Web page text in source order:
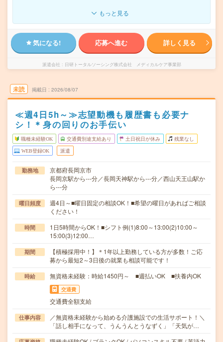
もっと見る
気になる! 応募へ進む 詳しく見る
派遣会社 日研トータルソーシング株式会社 メディカルケア事業部
未読 掲載日 2026/08/07
≪週4日5h～≫志望動機も履歴書も必要ナ
シ！＊身の回りのお手伝い
職種未経験OK 交通費別途支給あり 土日祝日が休み 残業なし
WEB登録OK 派遣
勤務地
京都府長岡京市
長岡京駅から---分／長岡天神駅から---分／西山天王山駅か
ら---分
曜日頻度
週4日～■曜日固定の相談OK！■希望の曜日があればご相談
ください！
時間
1日5時間からOK！■シフト例(1)8:00～13:00(2)10:00～
15:00(3)12:00…
期間
【積極採用中！】＊1年以上勤務している方が多数！ご応
募から最短2～3日後の就業も相談可能です！
時給 無資格未経験：時給1450円～ ■週払いOK ■扶養内OK
交通費
交通費全額支給
仕事内容
／無資格未経験から始める介護施設での生活サポート！＼
「話し相手になって、うんうんとうなずく」「天気が…